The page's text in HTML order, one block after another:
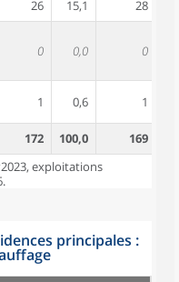
26 15,1 28
0 0,0 0
1 0,6 1
172 100,0 169
exploitations
principales :